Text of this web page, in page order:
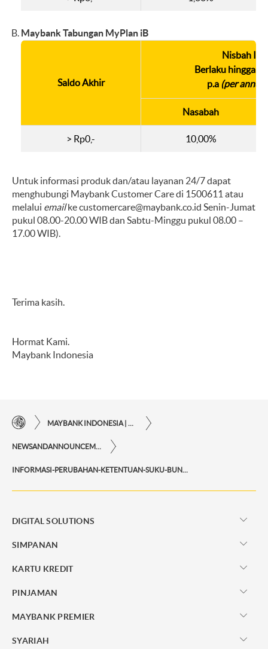
Maybank Tabungan MyPlan iB
Saldo Akhir
Nisbah
Berlaku hingga
p.a (per
Nasabah
> Rp0,- 10,00%
Untuk informasi produk dan/atau layanan 24/7 dapat
menghubungi Maybank Customer Care di 1500611 atau
melalui emailkecustomercare@maybank.co.id Senin-Jumat
pukul 08.00-20.00 WIB dan Sabtu-Minggu pukul 08.00 –
17.00 WIB).
Terima kasih.
Hormat Kami.
Maybank Indonesia
DIGITAL SOLUTIONS
SIMPANAN
KARTU KREDIT
PINJAMAN
MAYBANK PREMIER
SYARIAH